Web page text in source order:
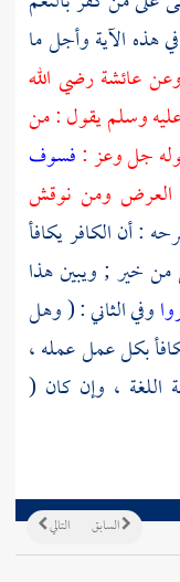
هذه الآية وأجل ما
وعنعائشةرضي الله
وسلم يقول : من
جل وعز :فسوف
العرض ومن نوقش
: أن الكافر يكافأ
من خير ; ويبين هذا
وفي الثاني : ( وهل
بكل عمل عمله ،
اللغة ، وإن كان (
التالي السابق